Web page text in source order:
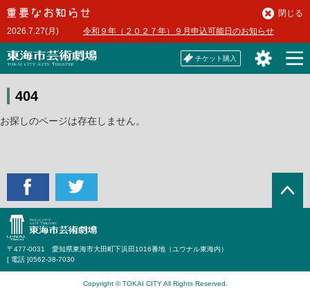
本
文
へ2026.7.27(月) 令和９年（２０２７年）９月申込可能日のお知らせ
閉じる
チケット購入
404
お探しのページは存在しません。
〒477-0031 愛知県東海市大田町下浜田1016番地（ユウナル東海内）
[ 電話 ]0562-38-7030
Copyright © TOKAI CITY All Rights Reserved.